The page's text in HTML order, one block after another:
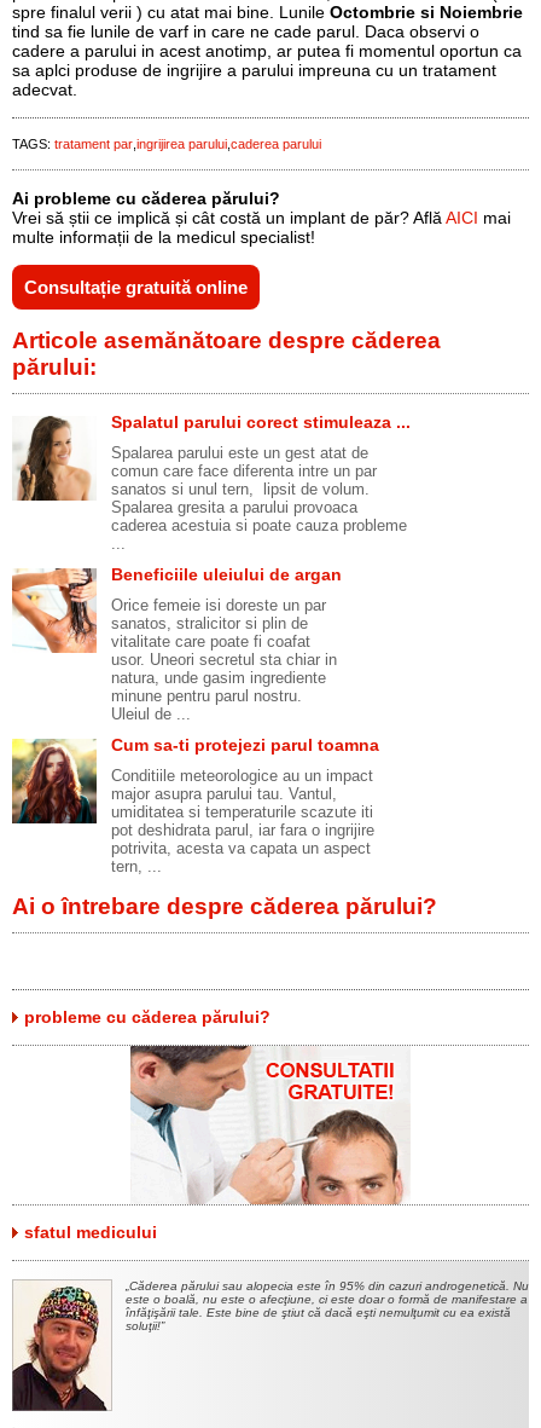
spre finalul verii ) cu atat mai bine. Lunile Octombrie si Noiembrie
tind sa fie lunile de varf in care ne cade parul. Daca observi o
cadere a parului in acest anotimp, ar putea fi momentul oportun ca
sa aplci produse de ingrijire a parului impreuna cu un tratament
adecvat.
TAGS: tratament par ingrijirea parului caderea parului
Ai probleme cu căderea părului?
Vrei să știi ce implică și cât costă un implant de păr? Află AICI mai
multe informații de la medicul specialist!
Consultație gratuită online
Articole asemănătoare despre căderea
părului:
Spalatul parului corect stimuleaza ...
Spalarea parului este un gest atat de
comun care face diferenta intre un par
sanatos si unul tern, lipsit de volum.
Spalarea gresita a parului provoaca
caderea acestuia si poate cauza probleme
...
Beneficiile uleiului de argan
Orice femeie isi doreste un par
sanatos, stralicitor si plin de
vitalitate care poate fi coafat
usor. Uneori secretul sta chiar in
natura, unde gasim ingrediente
minune pentru parul nostru.
Uleiul de ...
Cum sa-ti protejezi parul toamna
Conditiile meteorologice au un impact
major asupra parului tau. Vantul,
umiditatea si temperaturile scazute iti
pot deshidrata parul, iar fara o ingrijire
potrivita, acesta va capata un aspect
tern, ...
Ai o întrebare despre căderea părului?
probleme cu căderea părului?
sfatul medicului
Căderea părului sau alopecia este în 95% din cazuri androgenetică. Nu
este o boală, nu este o afecţiune, ci este doar o formă de manifestare a
înfăţişării tale. Este bine de ştiut că dacă eşti nemulţumit cu ea există
soluţii!